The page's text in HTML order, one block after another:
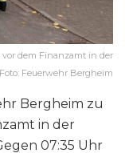
dem Finanzamt in der
Feuerwehr Bergheim
Bergheim zu
in der
07:35 Uhr